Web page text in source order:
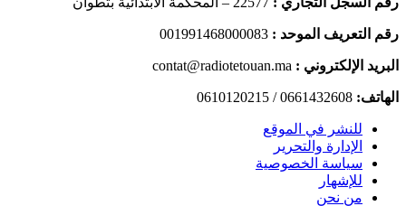
رقم التعريف الموحد : 001991468000083
البريد الإلكتروني : contat@radiotetouan.ma
الهاتف: 0661432608 / 0610120215
للنشر في الموقع
الإدارة والتحرير
سياسة الخصوصية
للإشهار
من نحن